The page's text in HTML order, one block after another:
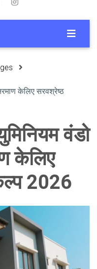
केलिए सरवश्रेष्ठ
वंडो
केलिए
2026